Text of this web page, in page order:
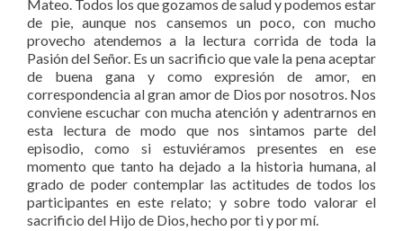
Mateo. Todos los que gozamos de salud y podemos estar
de pie, aunque nos cansemos un poco, con mucho
provecho atendemos a la lectura corrida de toda la
Pasión del Señor. Es un sacrificio que vale la pena aceptar
de buena gana y como expresión de amor, en
correspondencia al gran amor de Dios por nosotros. Nos
conviene escuchar con mucha atención y adentrarnos en
esta lectura de modo que nos sintamos parte del
episodio, como si estuviéramos presentes en ese
momento que tanto ha dejado a la historia humana, al
grado de poder contemplar las actitudes de todos los
participantes en este relato; y sobre todo valorar el
sacrificio del Hijo de Dios, hecho por ti y por mí.